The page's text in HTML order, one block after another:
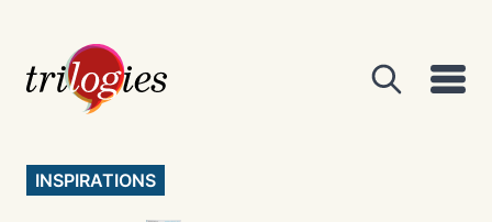
INSPIRATIONS